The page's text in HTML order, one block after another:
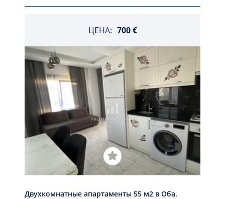
ЦЕНА: 700 €
Двухкомнатные апартаменты 55 м2 в Оба.